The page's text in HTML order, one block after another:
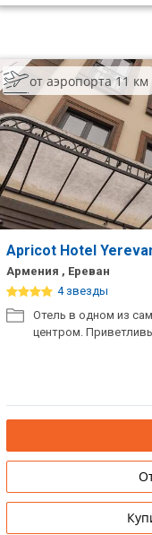
от аэропорта 11 км
Apricot Hotel
Армения , Ереван
4 звезды
Отель в одном из
центром.